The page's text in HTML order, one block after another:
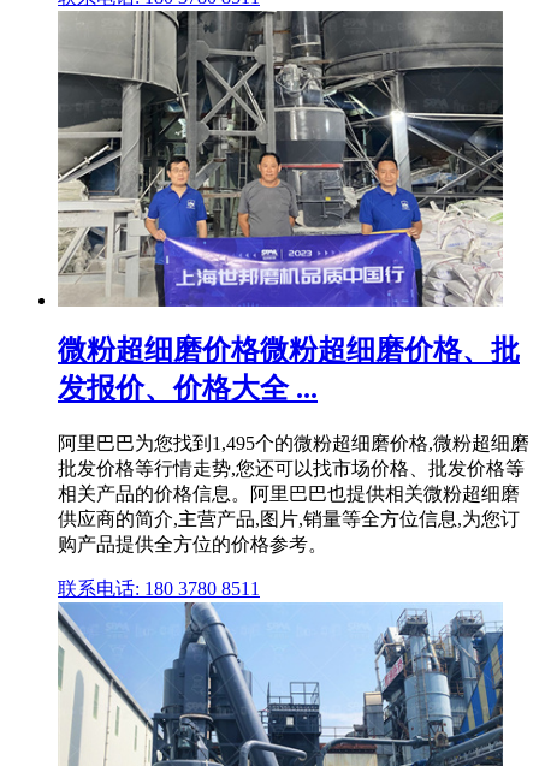
微粉超细磨价格微粉超细磨价格、批
发报价、价格大全 ...
阿里巴巴为您找到1,495个的微粉超细磨价格,微粉超细磨
批发价格等行情走势,您还可以找市场价格、批发价格等
相关产品的价格信息。阿里巴巴也提供相关微粉超细磨
供应商的简介,主营产品,图片,销量等全方位信息,为您订
购产品提供全方位的价格参考。
联系电话: 180 3780 8511